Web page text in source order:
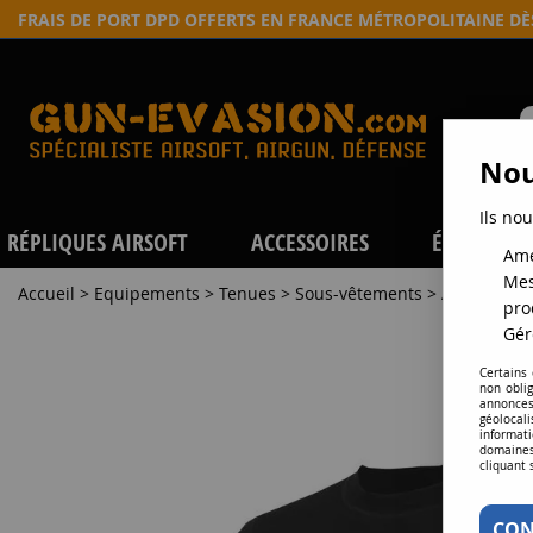
FRAIS DE PORT DPD OFFERTS EN FRANCE MÉTROPOLITAINE
RÉPLIQUES AIRSOFT ACCESSOIRES
Accueil > Equipements > Tenues > Sous-vêtements > ACLIMA
Ils
Certains
non
cliquant